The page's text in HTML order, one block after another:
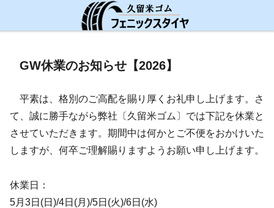
☑ お知らせ
GW休業のお知らせ【2026】
平素は、格別のご高配を賜り厚くお礼申し上げます。さ
て、誠に勝手ながら弊社〔久留米ゴム〕では下記を休業と
させていただきます。期間中は何かとご不便をおかけいた
しますが、何卒ご理解賜りますようお願い申し上げます。
休業日：
5月3日(日)/4日(月)/5日(火)/6日(水)